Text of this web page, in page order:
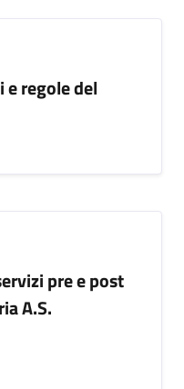
regole del
pre e post
A.S.